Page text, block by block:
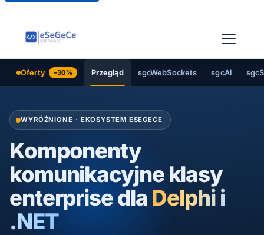
Oferty −30% Przegląd sgcWebSockets sgcAI
WYRÓŻNIONE · EKOSYSTEM ESEGECE
Komponenty
komunikacyjne klasy
enterprise dla Delphi i
.NET